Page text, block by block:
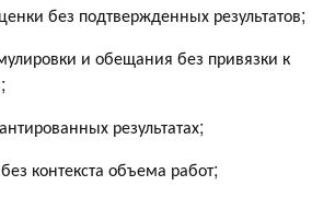
без подтвержденных результатов;
и обещания без привязки к
результатах;
контекста объема работ;